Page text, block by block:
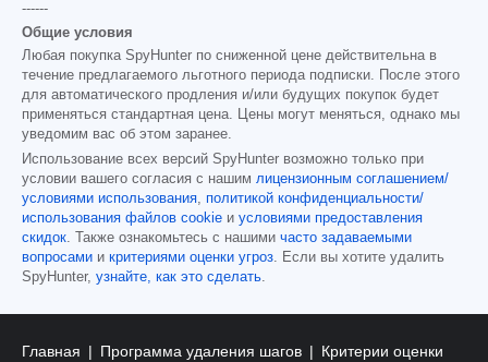
------
Общие условия
Любая покупка SpyHunter по сниженной цене действительна в
течение предлагаемого льготного периода подписки. После этого
для автоматического продления и/или будущих покупок будет
применяться стандартная цена. Цены могут меняться, однако мы
уведомим вас об этом заранее.
Использование всех версий SpyHunter возможно только при
условии вашего согласия с нашим лицензионным соглашением/
условиями использования, политикой конфиденциальности/
использования файлов cookie и условиями предоставления
скидок. Также ознакомьтесь с нашими часто задаваемыми
вопросами и критериями оценки угроз. Если вы хотите удалить
SpyHunter, узнайте, как это сделать.
Главная Программа удаления шагов
Критерии оценки